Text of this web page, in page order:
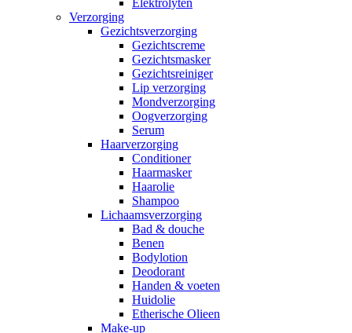
Elektrolyten
Verzorging
Gezichtsverzorging
Gezichtscreme
Gezichtsmasker
Gezichtsreiniger
Lip verzorging
Mondverzorging
Oogverzorging
Serum
Haarverzorging
Conditioner
Haarmasker
Haarolie
Shampoo
Lichaamsverzorging
Bad & douche
Benen
Bodylotion
Deodorant
Handen & voeten
Huidolie
Etherische Olieen
Make-up